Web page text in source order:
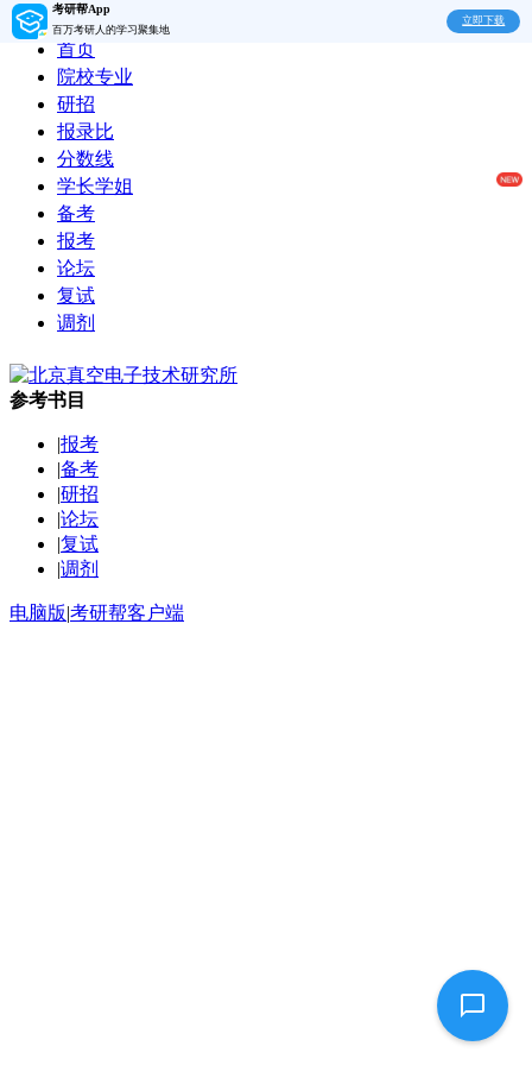
考研帮App
百万考研人的学习聚集地
立即下载
首页
院校专业
研招
报录比
分数线
学长学姐
备考
报考
论坛
复试
调剂
参考书目
|报考
|备考
|研招
|论坛
|复试
|调剂
电脑版|考研帮客户端